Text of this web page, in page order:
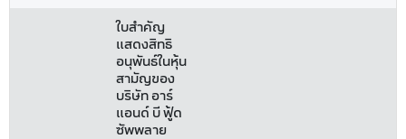
ใบสำคัญ
แสดงสิทธิ
อนุพันธ์ในหุ้น
สามัญของ
บริษัท อาร์
แอนด์ บี ฟู้ด
ซัพพลาย